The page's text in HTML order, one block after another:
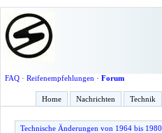
FAQ· Reifenempfehlungen · Forum
Home Nachrichten Technik
Technische Änderungen von 1964 bis 1980